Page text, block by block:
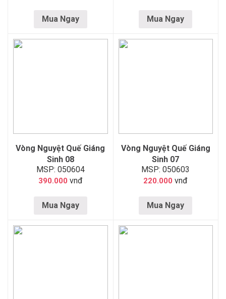
Mua Ngay Mua Ngay
Vòng Nguyệt Quế Giáng
Sinh 08
MSP: 050604
390.000 vnđ
Mua Ngay
Vòng Nguyệt Quế Giáng
Sinh 07
MSP: 050603
220.000 vnđ
Mua Ngay